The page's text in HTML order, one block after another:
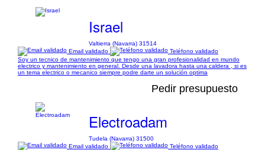
Israel
Valtierra (Navarra) 31514
Email validado
Teléfono validado
Soy un tecnico de mantenimiento que tengo una gran profesionalidad en mundo
electrico y mantenimiento en general. Desde una lavadora hasta una caldera , si es
un tema electrico o mecanico siempre podre darte un solución optima
Pedir presupuesto
Electroadam
Tudela (Navarra) 31500
Email validado
Teléfono validado